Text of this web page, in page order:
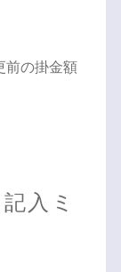
前の掛金額
入ミ